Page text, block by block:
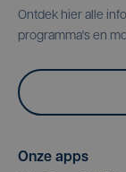
Ontdek hier alle
programma's en
Onze apps